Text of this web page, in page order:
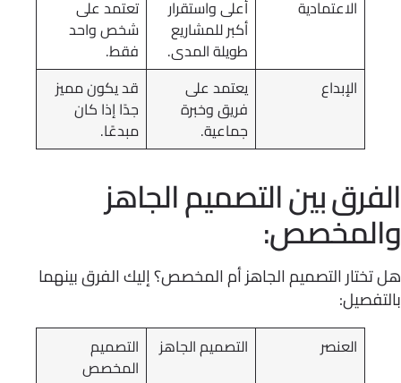
الاعتمادية
أعلى واستقرار
أكبر للمشاريع
طويلة المدى.
تعتمد على
شخص واحد
فقط.
الإبداع
يعتمد على
فريق وخبرة
جماعية.
قد يكون مميز
جدًا إذا كان
مبدعًا.
بين التصميم الجاهز
التصميم الجاهز أم المخصص؟ إليك الفرق بينهما
العنصر التصميم الجاهز
التصميم
المخصص